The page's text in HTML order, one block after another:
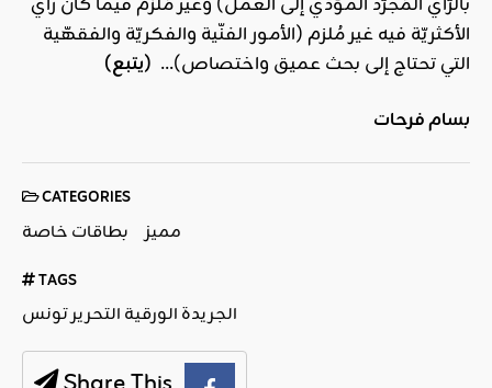
الأكثريّة فيه غير مُلزم (الأمور الفنّية والفكريّة والفقهّية
التي تحتاج إلى بحث عميق واختصاص)… (يتبع)
بسام فرحات
CATEGORIES
بطاقات خاصة مميز
TAGS
الجريدة الورقية التحرير تونس